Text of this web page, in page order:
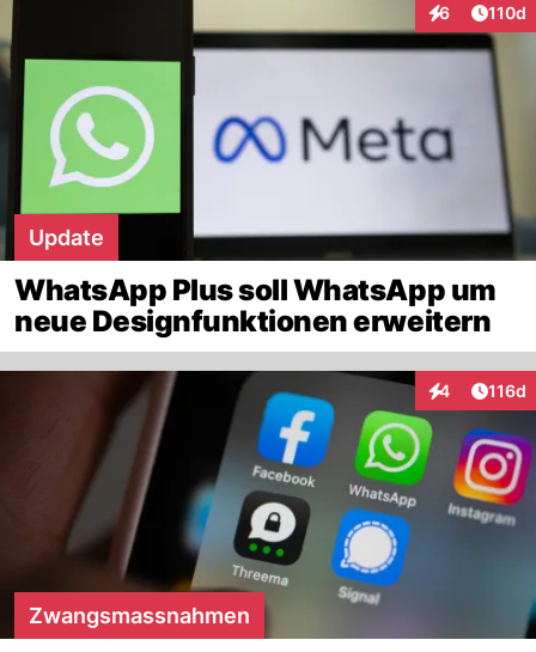
6
Interaktionen
110d
Update
WhatsApp Plus soll WhatsApp um
neue Designfunktionen erweitern
4
Interaktionen
116d
Zwangsmassnahmen